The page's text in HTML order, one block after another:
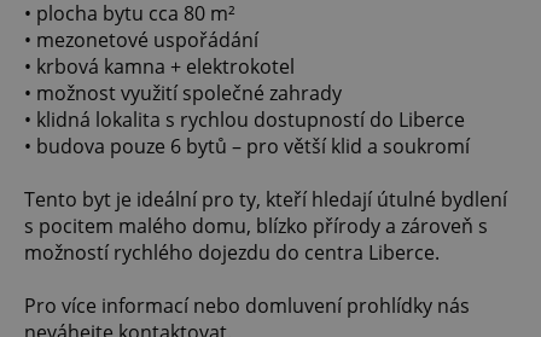
• plocha bytu cca 80 m²
• mezonetové uspořádání
• krbová kamna + elektrokotel
• možnost využití společné zahrady
• klidná lokalita s rychlou dostupností do Liberce
• budova pouze 6 bytů – pro větší klid a soukromí
Tento byt je ideální pro ty, kteří hledají útulné bydlení
s pocitem malého domu, blízko přírody a zároveň s
možností rychlého dojezdu do centra Liberce.
Pro více informací nebo domluvení prohlídky nás